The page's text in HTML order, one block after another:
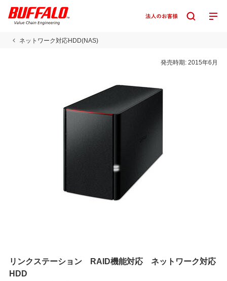
ネットワーク対応HDD(NAS)
発売時期:2015年6月
リンクステーション RAID機能対応 ネットワーク対応
HDD